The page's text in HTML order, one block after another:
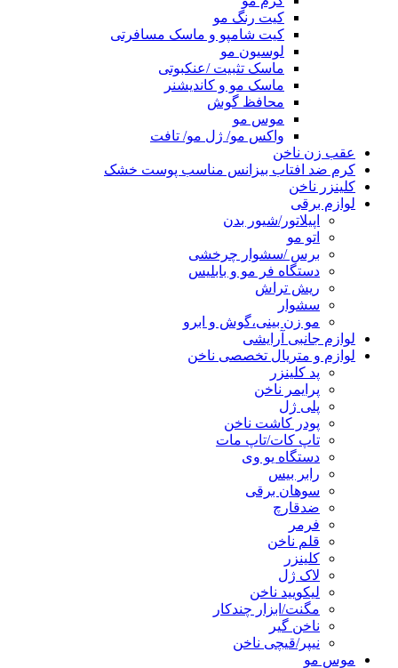
کیت رنگ مو
کیت شامپو و ماسک مسافرتی
لوسیون مو
ماسک تثبیت /عنکبوتی
ماسک مو و کاندیشنر
محافظ گوش
موس مو
واکس مو/ ژل مو/ تافت
عقب زن ناخن
کرم ضد افتاب بیزانس مناسب پوست خشک
کلینزر ناخن
لوازم برقی
اپیلاتور/شیور بدن
اتو مو
برس /سشوار چرخشی
دستگاه فر مو و بابلیس
ریش تراش
سشوار
مو زن بینی،گوش و ابرو
لوازم جانبی آرایشی
لوازم و متریال تخصصی ناخن
پد کلینزر
پرایمر ناخن
پلی ژل
پودر کاشت ناخن
تاپ کات/تاپ مات
دستگاه یو وی
رابر بیس
سوهان برقی
ضدقارچ
فرمر
قلم ناخن
کلینزر
لاک ژل
لیکوييد ناخن
مگنت/ابزار چندکار
ناخن گیر
نیپر/قیچی ناخن
موس مو